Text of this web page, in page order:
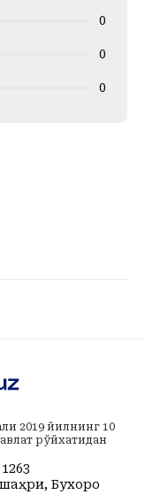
0
0
0
2019 йилнинг 10
рўйхатидан
1263
Бухоро